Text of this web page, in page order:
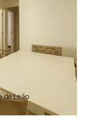
de Leão